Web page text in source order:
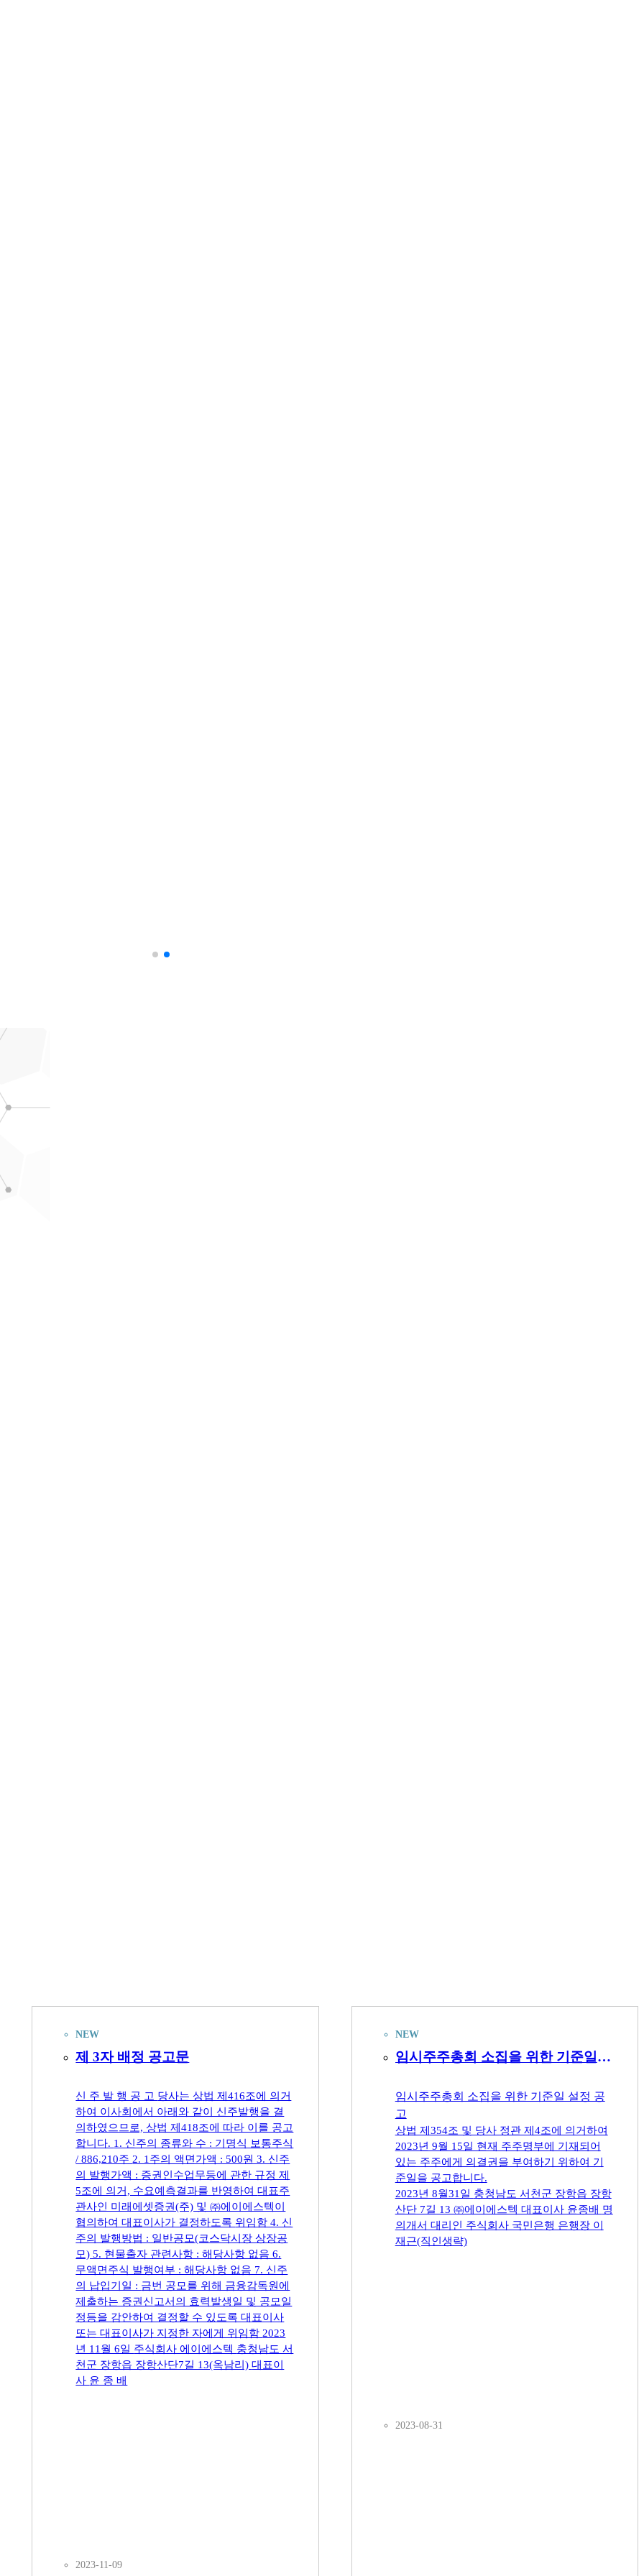
NEW
제 3자 배정 공고문
신 주 발 행 공 고 당사는 상법 제416조에 의거
하여 이사회에서 아래와 같이 신주발행을 결
의하였으므로, 상법 제418조에 따라 이를 공고
합니다. 1. 신주의 종류와 수 : 기명식 보통주식
/ 886,210주 2. 1주의 액면가액 : 500원 3. 신주
의 발행가액 : 증권인수업무등에 관한 규정 제
5조에 의거, 수요예측결과를 반영하여 대표주
관사인 미래에셋증권(주) 및 ㈜에이에스텍이
협의하여 대표이사가 결정하도록 위임함 4. 신
주의 발행방법 : 일반공모(코스닥시장 상장공
모) 5. 현물출자 관련사항 : 해당사항 없음 6.
무액면주식 발행여부 : 해당사항 없음 7. 신주
의 납입기일 : 금번 공모를 위해 금융감독원에
제출하는 증권신고서의 효력발생일 및 공모일
정등을 감안하여 결정할 수 있도록 대표이사
또는 대표이사가 지정한 자에게 위임함 2023
년 11월 6일 주식회사 에이에스텍 충청남도 서
천군 장항읍 장항산단7길 13(옥남리) 대표이
사 윤 종 배
2023-11-09
NEW
임시주주총회 소집을 위한 기준일 설정 공고
임시주주총회 소집을 위한 기준일 설정 공
고
상법 제354조 및 당사 정관 제4조에 의거하여
2023년 9월 15일 현재 주주명부에 기재되어
있는 주주에게 의결권을 부여하기 위하여 기
준일을 공고합니다.
2023년 8월31일 충청남도 서천군 장항읍 장항
산단 7길 13 ㈜에이에스텍 대표이사 윤종배 명
의개서 대리인 주식회사 국민은행 은행장 이
재근(직인생략)
2023-08-31